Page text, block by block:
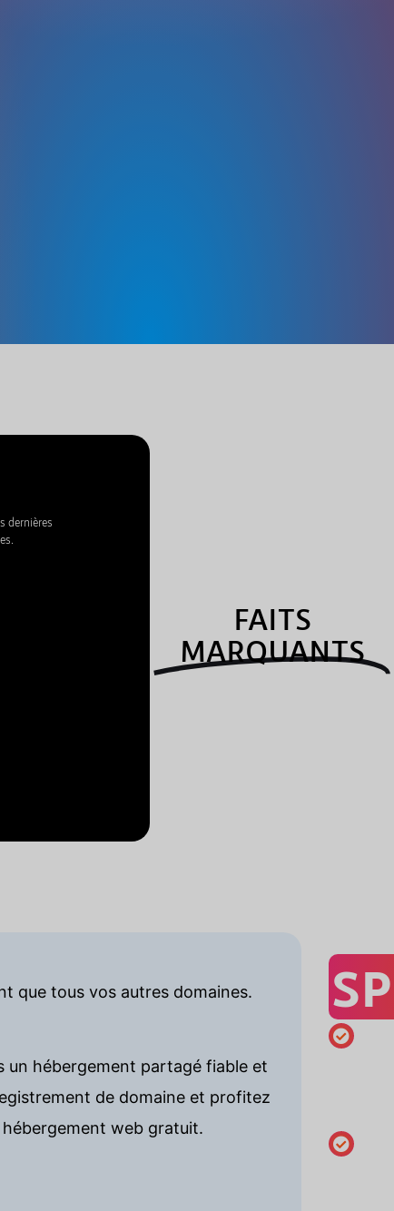
dernières
FAITS
MARQUANTS
que tous vos autres domaines.
un hébergement partagé fiable et
de domaine et profitez
web gratuit.